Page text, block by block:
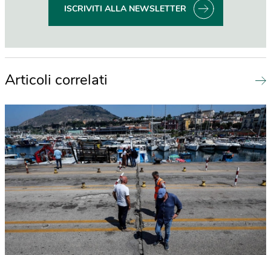
ISCRIVITI ALLA NEWSLETTER
Articoli correlati